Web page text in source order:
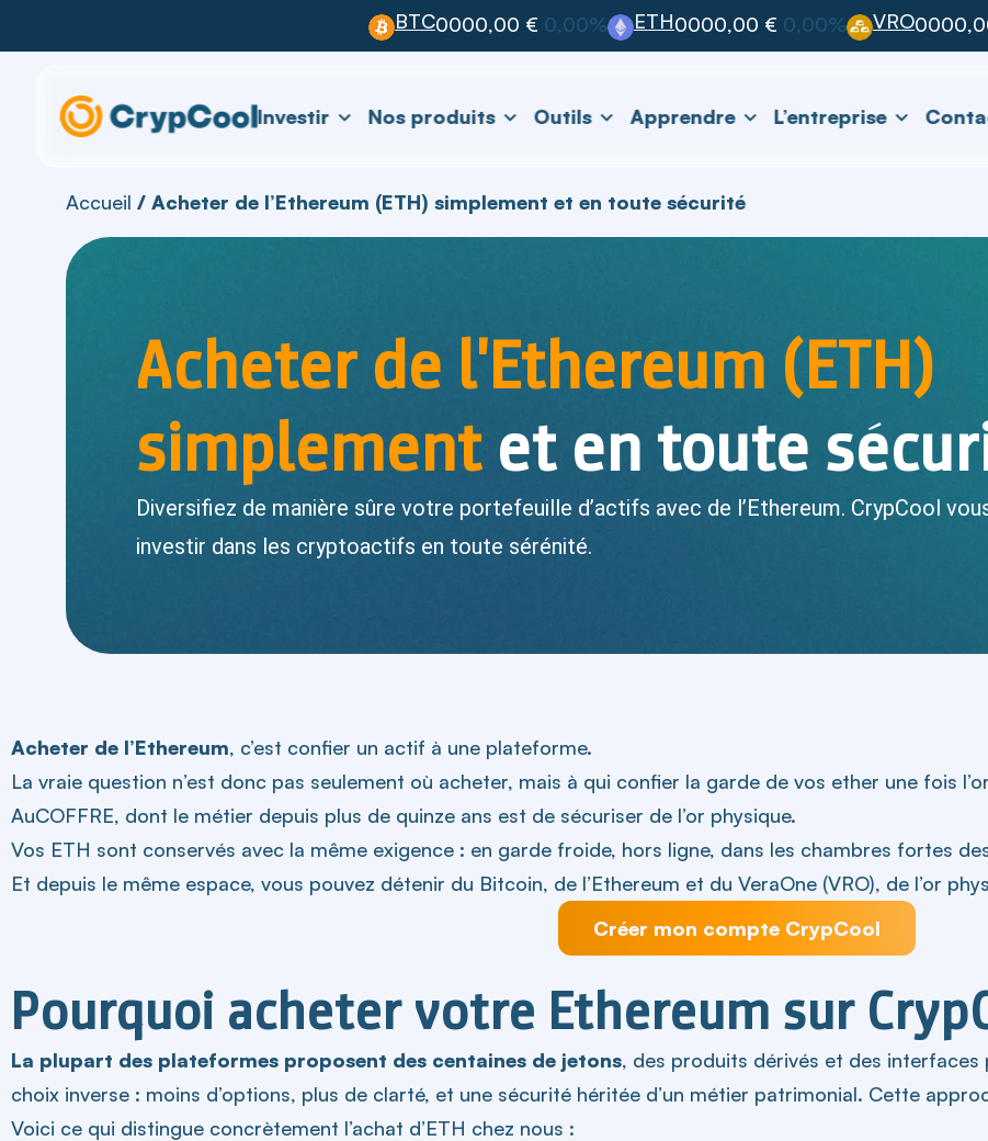
BTC0000,00 € 0,00% ETH0000,00 € 0,00% VRO
Investir Nos produits Outils Apprendre L’entreprise
Accueil / Acheter de l’Ethereum (ETH) simplement et en toute sécurité
Acheter de l'Ethereum (ETH)
simplementet en toute
Diversifiez de manière sûre votre portefeuille d’actifs avec de l’Ethereum. CrypCool
investir dans les cryptoactifs en toute sérénité.
Acheter de l’Ethereum, c’est confier un actif à une plateforme.
La vraie question n’est donc pas seulement où acheter, mais à qui confier la garde de vos ether une fois
AuCOFFRE, dont le métier depuis plus de quinze ans est de sécuriser de l’or physique.
Vos ETH sont conservés avec la même exigence : en garde froide, hors ligne, dans les chambres fortes
Et depuis le même espace, vous pouvez détenir du Bitcoin, de l’Ethereum et du VeraOne (VRO), de l’or
Créer mon compte CrypCool
Pourquoi acheter votre Ethereum sur
La plupart des plateformes proposent des centaines de jetons, des produits dérivés et des
choix inverse : moins d’options, plus de clarté, et une sécurité héritée d’un métier patrimonial. Cette
Voici ce qui distingue concrètement l’achat d’ETH chez nous :